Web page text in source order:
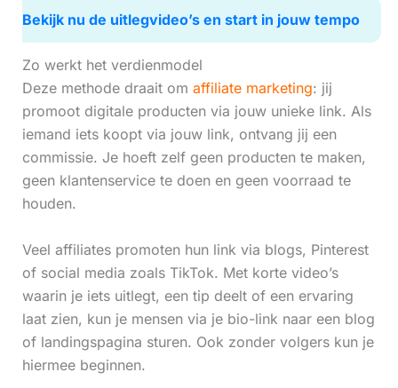
Bekijk nu de uitlegvideo’s en start in jouw tempo
Zo werkt het verdienmodel
Deze methode draait om affiliate marketing: jij
promoot digitale producten via jouw unieke link. Als
iemand iets koopt via jouw link, ontvang jij een
commissie. Je hoeft zelf geen producten te maken,
geen klantenservice te doen en geen voorraad te
houden.
Veel affiliates promoten hun link via blogs, Pinterest
of social media zoals TikTok. Met korte video’s
waarin je iets uitlegt, een tip deelt of een ervaring
laat zien, kun je mensen via je bio-link naar een blog
of landingspagina sturen. Ook zonder volgers kun je
hiermee beginnen.